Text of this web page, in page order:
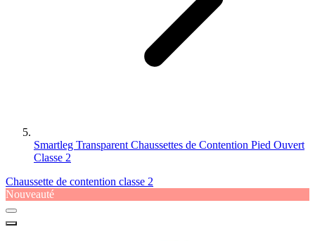
Smartleg Transparent Chaussettes de Contention Pied Ouvert
Classe 2
Chaussette de contention classe 2
Nouveauté